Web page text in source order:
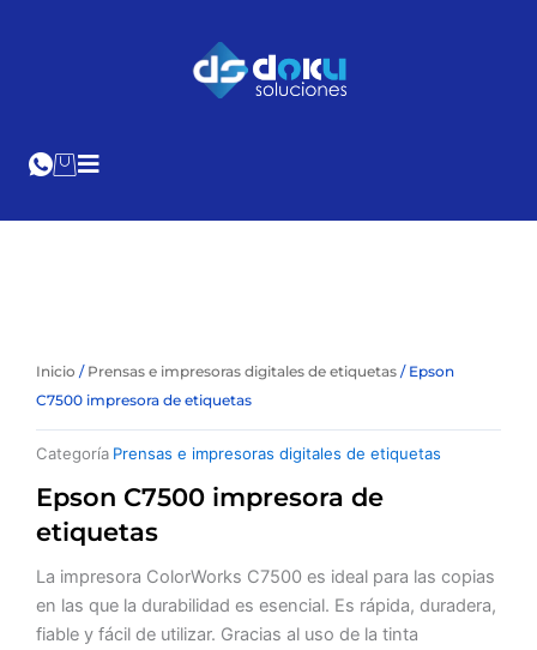
Inicio / Prensas e impresoras digitales de etiquetas / Epson
C7500 impresora de etiquetas
Categoría Prensas e impresoras digitales de etiquetas
Epson C7500 impresora de
etiquetas
La impresora ColorWorks C7500 es ideal para las copias
en las que la durabilidad es esencial. Es rápida, duradera,
fiable y fácil de utilizar. Gracias al uso de la tinta